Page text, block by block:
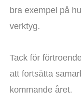
bra exempel på
verktyg.
Tack för
att fortsätta
kommande året.